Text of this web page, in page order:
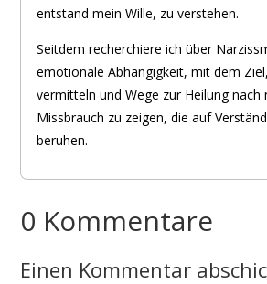
entstand mein Wille, zu verstehen.
Seitdem recherchiere ich über
emotionale Abhängigkeit, mit dem
vermitteln und Wege zur Heilung nach
Missbrauch zu zeigen, die auf
beruhen.
0 Kommentare
Einen Kommentar